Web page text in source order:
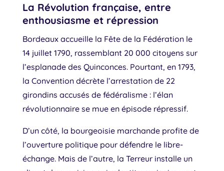
La Révolution française, entre
enthousiasme et répression
Bordeaux accueille la Fête de la Fédération le
14 juillet 1790, rassemblant 20 000 citoyens sur
l’esplanade des Quinconces. Pourtant, en 1793,
la Convention décrète l’arrestation de 22
girondins accusés de fédéralisme : l’élan
révolutionnaire se mue en épisode répressif.
D’un côté, la bourgeoisie marchande profite de
l’ouverture politique pour défendre le libre-
échange. Mais de l’autre, la Terreur installe un